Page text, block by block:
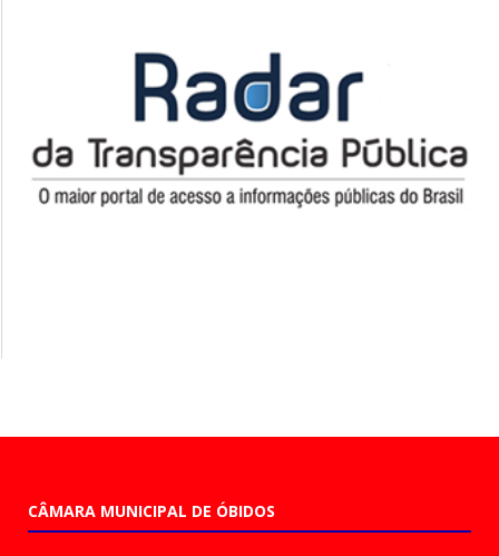
CÂMARA MUNICIPAL DE ÓBIDOS